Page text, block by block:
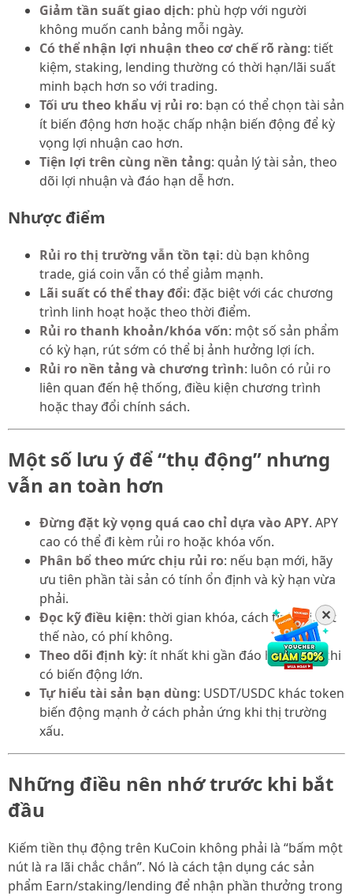
Giảm tần suất giao dịch: phù hợp với người
không muốn canh bảng mỗi ngày.
Có thể nhận lợi nhuận theo cơ chế rõ ràng: tiết
kiệm, staking, lending thường có thời hạn/lãi suất
minh bạch hơn so với trading.
Tối ưu theo khẩu vị rủi ro: bạn có thể chọn tài sản
ít biến động hơn hoặc chấp nhận biến động để kỳ
vọng lợi nhuận cao hơn.
Tiện lợi trên cùng nền tảng: quản lý tài sản, theo
dõi lợi nhuận và đáo hạn dễ hơn.
Nhược điểm
Rủi ro thị trường vẫn tồn tại: dù bạn không
trade, giá coin vẫn có thể giảm mạnh.
Lãi suất có thể thay đổi: đặc biệt với các chương
trình linh hoạt hoặc theo thời điểm.
Rủi ro thanh khoản/khóa vốn: một số sản phẩm
có kỳ hạn, rút sớm có thể bị ảnh hưởng lợi ích.
Rủi ro nền tảng và chương trình: luôn có rủi ro
liên quan đến hệ thống, điều kiện chương trình
hoặc thay đổi chính sách.
Một số lưu ý để “thụ động” nhưng
vẫn an toàn hơn
Đừng đặt kỳ vọng quá cao chỉ dựa vào APY. APY
cao có thể đi kèm rủi ro hoặc khóa vốn.
Phân bổ theo mức chịu rủi ro: nếu bạn mới, hãy
ưu tiên phần tài sản có tính ổn định và kỳ hạn vừa
phải.
Đọc kỹ điều kiện: thời gian khóa, cách tính lãi, rút
thế nào, có phí không.
Theo dõi định kỳ: ít nhất khi gần đáo hạn hoặc khi
có biến động lớn.
Tự hiểu tài sản bạn dùng: USDT/USDC khác token
biến động mạnh ở cách phản ứng khi thị trường
xấu.
Những điều nên nhớ trước khi bắt
đầu
Kiếm tiền thụ động trên KuCoin không phải là “bấm một
nút là ra lãi chắc chắn”. Nó là cách tận dụng các sản
phẩm Earn/staking/lending để nhận phần thưởng trong
✕